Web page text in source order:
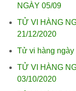
NGÀY 05/09
TỬ VI HÀNG
21/12/2020
Tử vi hàng ngày
TỬ VI HÀNG
03/10/2020